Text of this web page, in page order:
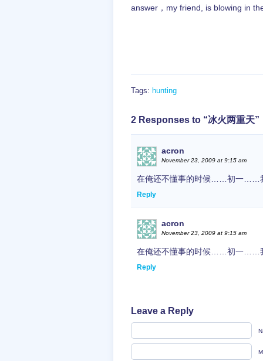
answer，my friend, is blowing in
Tags: hunting
2 Responses to “冰火两重天”
acron
November 23, 2009 at 9:15 am
在俺还不懂事的时候……初一……
Reply
acron
November 23, 2009 at 9:15 am
在俺还不懂事的时候……初一……
Reply
Leave a Reply